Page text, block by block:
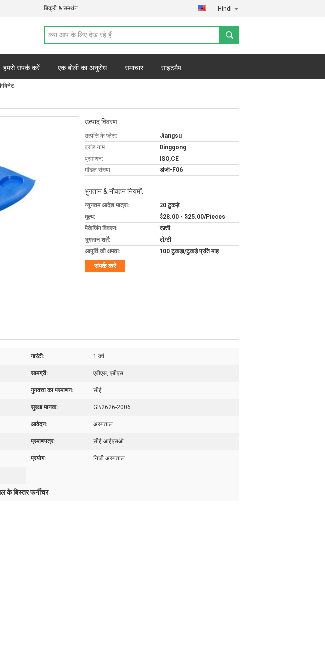
बिक्री & समर्थन: Hindi
हमसे संपर्क करें एक बोली का अनुरोध समाचार साइटमैप
उत्पाद विवरण:
उत्पत्ति के प्लेस:
Jiangsu
ब्रांड नाम:
Dinggong
प्रमाणन:
ISO,CE
मॉडल संख्या:
डीजी-F06
भुगतान & नौवहन नियमों:
न्यूनतम आदेश मात्रा:
20 टुकड़े
मूल्य:
$28.00 - $25.00/Pieces
पैकेजिंग विवरण:
दफ़्ती
भुगतान शर्तें:
टी/टी
आपूर्ति की क्षमता:
100 टुकड़ा/टुकड़े प्रति माह
संपर्क करें
गारंटी: 1 वर्ष
सामग्री: एबीएस, एबीएस
गुनवत्ता का परमाणन: सीई
सुरक्षा मानक: GB2626-2006
आवेदन: अस्पताल
प्रमाणपत्र: सीई आईएसओ
प्रयोग: निजी अस्पताल
के बिस्तर फर्नीचर